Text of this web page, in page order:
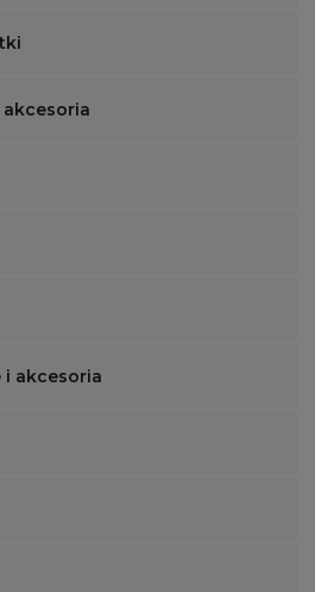
akcesoria